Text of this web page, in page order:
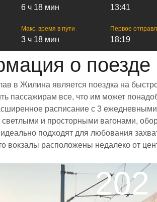
6 ч 18 мин 13:41
Макс. время в пути
3 ч 18 мин
Первое
18:19
о
в Жилина является поездка на
пассажирам все, что им может
расписание с 3
и просторными вагонами,
подходят для любования
вокзалы расположены недалеко от